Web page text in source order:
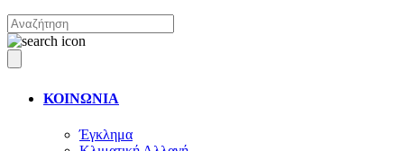
ΚΟΙΝΩΝΙΑ
Έγκλημα